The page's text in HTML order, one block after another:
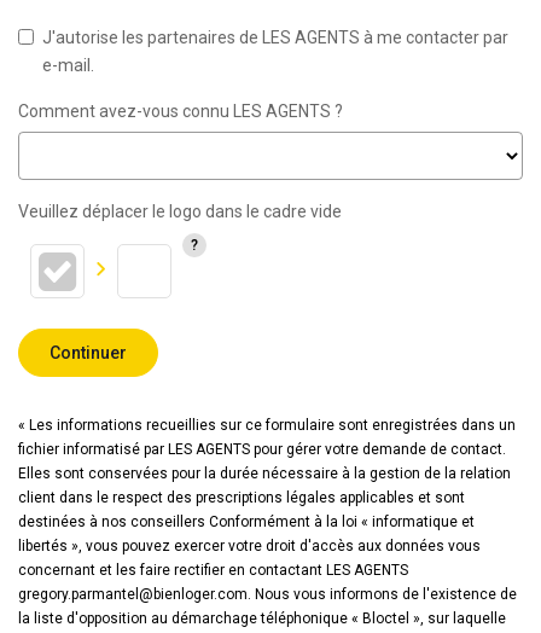
J'autorise les partenaires de LES AGENTS à me contacter par
e-mail.
Comment avez-vous connu LES AGENTS ?
Veuillez déplacer le logo dans le cadre vide
Continuer
« Les informations recueillies sur ce formulaire sont enregistrées dans un
fichier informatisé par LES AGENTS pour gérer votre demande de contact.
Elles sont conservées pour la durée nécessaire à la gestion de la relation
client dans le respect des prescriptions légales applicables et sont
destinées à nos conseillers Conformément à la loi « informatique et
libertés », vous pouvez exercer votre droit d'accès aux données vous
concernant et les faire rectifier en contactant LES AGENTS
gregory.parmantel@bienloger.com. Nous vous informons de l'existence de
la liste d'opposition au démarchage téléphonique « Bloctel », sur laquelle